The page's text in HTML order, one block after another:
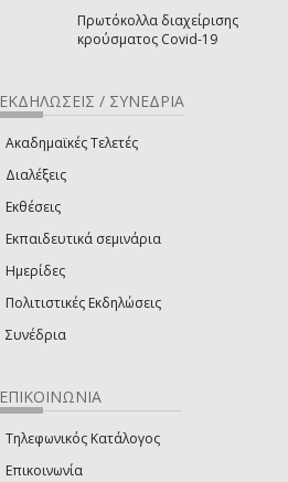
Πρωτόκολλα διαχείρισης
κρούσματος Covid-19
ΕΚΔΗΛΩΣΕΙΣ / ΣΥΝΕΔΡΙΑ
Ακαδημαϊκές Τελετές
Διαλέξεις
Εκθέσεις
Εκπαιδευτικά σεμινάρια
Ημερίδες
Πολιτιστικές Εκδηλώσεις
Συνέδρια
ΕΠΙΚΟΙΝΩΝΙΑ
Τηλεφωνικός Κατάλογος
Επικοινωνία